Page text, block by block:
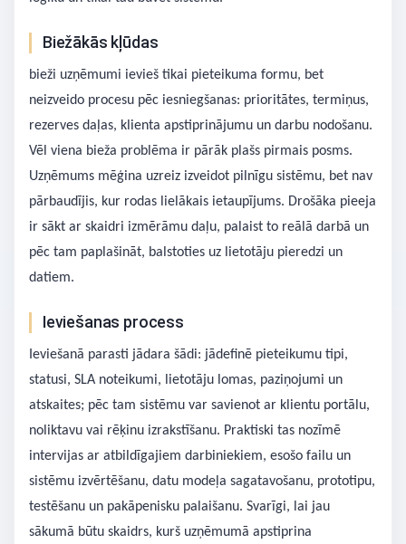
Biežākās kļūdas
bieži uzņēmumi ievieš tikai pieteikuma formu, bet
neizveido procesu pēc iesniegšanas: prioritātes, termiņus,
rezerves daļas, klienta apstiprinājumu un darbu nodošanu.
Vēl viena bieža problēma ir pārāk plašs pirmais posms.
Uzņēmums mēģina uzreiz izveidot pilnīgu sistēmu, bet nav
pārbaudījis, kur rodas lielākais ietaupījums. Drošāka pieeja
ir sākt ar skaidri izmērāmu daļu, palaist to reālā darbā un
pēc tam paplašināt, balstoties uz lietotāju pieredzi un
datiem.
Ieviešanas process
Ieviešanā parasti jādara šādi: jādefinē pieteikumu tipi,
statusi, SLA noteikumi, lietotāju lomas, paziņojumi un
atskaites; pēc tam sistēmu var savienot ar klientu portālu,
noliktavu vai rēķinu izrakstīšanu. Praktiski tas nozīmē
intervijas ar atbildīgajiem darbiniekiem, esošo failu un
sistēmu izvērtēšanu, datu modeļa sagatavošanu, prototipu,
testēšanu un pakāpenisku palaišanu. Svarīgi, lai jau
sākumā būtu skaidrs, kurš uzņēmumā apstiprina